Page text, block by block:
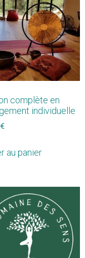
complète en
individuelle
€
au panier